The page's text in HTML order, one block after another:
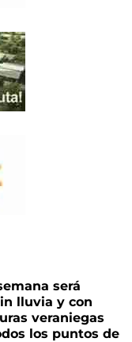
será
lluvia y con
veraniegas
los puntos de